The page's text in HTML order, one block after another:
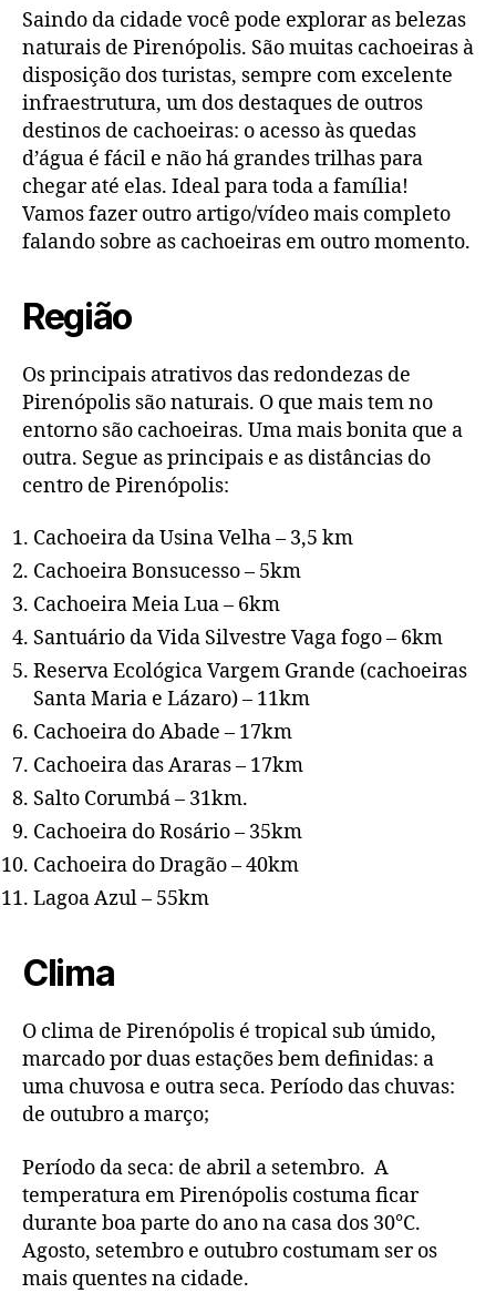
Saindo da cidade você pode explorar as belezas
naturais de Pirenópolis. São muitas cachoeiras à
disposição dos turistas, sempre com excelente
infraestrutura, um dos destaques de outros
destinos de cachoeiras: o acesso às quedas
d’água é fácil e não há grandes trilhas para
chegar até elas. Ideal para toda a família!
Vamos fazer outro artigo/vídeo mais completo
falando sobre as cachoeiras em outro momento.
Região
Os principais atrativos das redondezas de
Pirenópolis são naturais. O que mais tem no
entorno são cachoeiras. Uma mais bonita que a
outra. Segue as principais e as distâncias do
centro de Pirenópolis:
Cachoeira da Usina Velha – 3,5 km
Cachoeira Bonsucesso – 5km
Cachoeira Meia Lua – 6km
Santuário da Vida Silvestre Vaga fogo – 6km
Reserva Ecológica Vargem Grande (cachoeiras
Santa Maria e Lázaro) – 11km
Cachoeira do Abade – 17km
Cachoeira das Araras – 17km
Salto Corumbá – 31km.
Cachoeira do Rosário – 35km
Cachoeira do Dragão – 40km
Lagoa Azul – 55km
Clima
O clima de Pirenópolis é tropical sub úmido,
marcado por duas estações bem definidas: a
uma chuvosa e outra seca. Período das chuvas:
de outubro a março;
Período da seca: de abril a setembro. A
temperatura em Pirenópolis costuma ficar
durante boa parte do ano na casa dos 30°C.
Agosto, setembro e outubro costumam ser os
mais quentes na cidade.